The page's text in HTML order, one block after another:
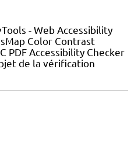
- Web Accessibility
Color Contrast
PDF Accessibility Checker
de la vérification